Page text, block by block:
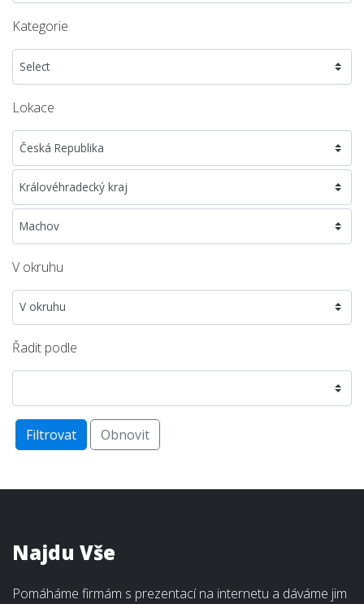
Kategorie
Lokace
V okruhu
Řadit podle
Filtrovat Obnovit
Najdu Vše
Pomáháme firmám s prezentací na internetu a dáváme jim